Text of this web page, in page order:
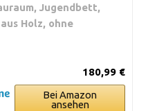
Jugendbett,
Holz, ohne
180,99 €
Bei Amazon
ansehen